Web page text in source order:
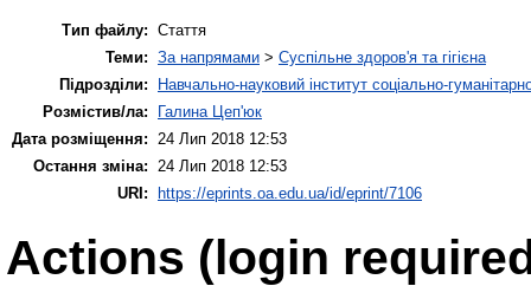
Тип файлу: Стаття
Теми: За напрямами > Суспільне здоров'я та гігієна
Підрозділи:
Навчально-науковий інститут соціально-
Розмістив/ла:
Галина Цеп'юк
Дата розміщення:
24 Лип 2018 12:53
Остання зміна:
24 Лип 2018 12:53
URI: https://eprints.oa.edu.ua/id/eprint/7106
Actions (login